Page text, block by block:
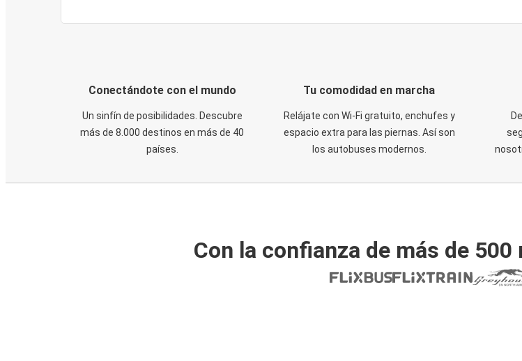
Conectándote con el mundo
Un sinfín de posibilidades. Descubre
más de 8.000 destinos en más de 40
países.
Tu comodidad en marcha
Relájate con Wi-Fi gratuito, enchufes y
espacio extra para las piernas. Así son
los autobuses modernos.
Con la confianza de más de